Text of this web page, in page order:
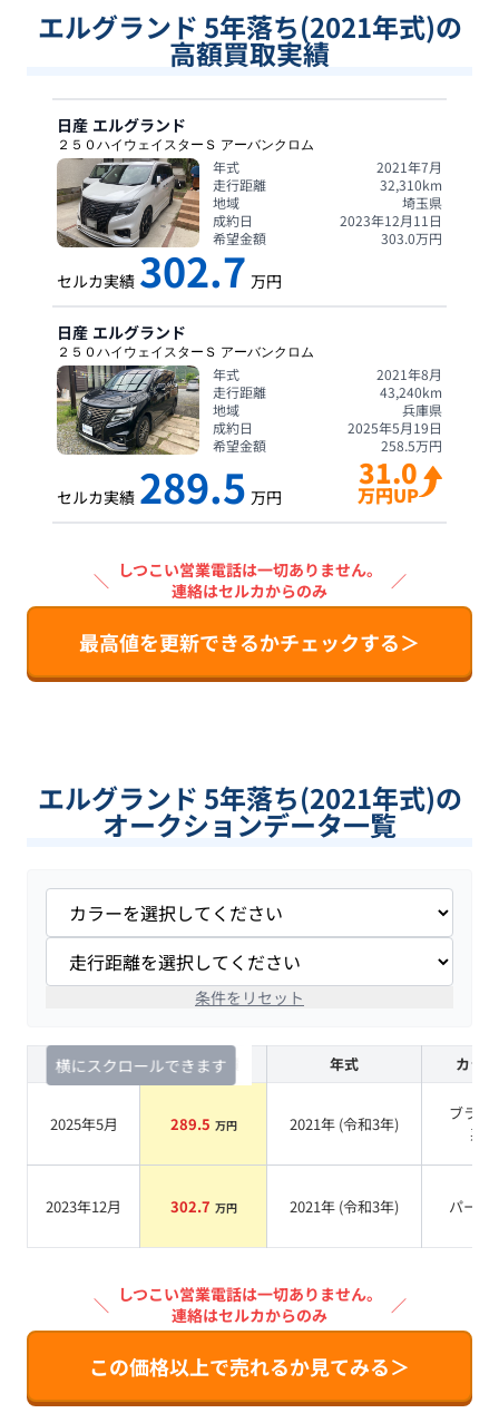
エルグランド 5年落ち(2021年式)の
高額買取実績
日産 エルグランド
２５０ハイウェイスターＳ アーバンクロム
年式
2021年7月
走行距離
32,310km
地域
埼玉県
成約日
2023年12月11日
希望金額
303.0万円
セルカ実績 302.7 万円
日産 エルグランド
２５０ハイウェイスターＳ アーバンクロム
年式
2021年8月
走行距離
43,240km
地域
兵庫県
成約日
2025年5月19日
希望金額
258.5万円
セルカ実績 289.5 万円
31.0
万円UP
＼ しつこい営業電話は一切ありません。
連絡はセルカからのみ
／
最高値を更新できるかチェックする＞
エルグランド 5年落ち(2021年式)の
オークションデータ一覧
条件をリセット
横にスクロールできます
査定時期 セルカ実績 年式 カラー
2025年5月 289.5 万円 2021年 (令和3年)
ブラッ
系
2023年12月 302.7 万円 2021年 (令和3年) パール
＼ しつこい営業電話は一切ありません。
連絡はセルカからのみ
／
この価格以上で売れるか見てみる＞